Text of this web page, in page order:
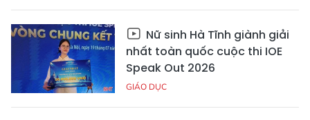
Nữ sinh Hà Tĩnh giành giải
nhất toàn quốc cuộc thi IOE
Speak Out 2026
GIÁO DỤC